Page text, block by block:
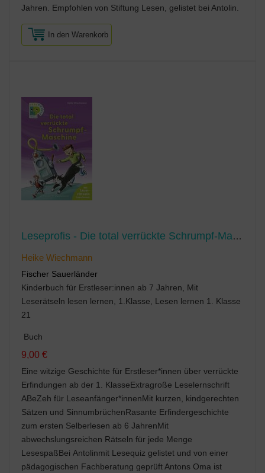
Jahren. Empfohlen von Stiftung Lesen, gelistet bei Antolin.
In den Warenkorb
Leseprofis - Die total verrückte Schrumpf-Maschine
Heike Wiechmann
Fischer Sauerländer
Kinderbuch für Erstleser:innen ab 7 Jahren, Mit
Leserätseln lesen lernen, 1.Klasse, Lesen lernen 1. Klasse
21
Buch
9,00 €
Eine witzige Geschichte für Erstleser*innen über verrückte
Erfindungen ab der 1. KlasseExtragroße Leselernschrift
ABeZeh für Leseanfänger*innenMit kurzen, kindgerechten
Sätzen und SinnumbrüchenRasante Erfindergeschichte
zum ersten Selberlesen ab 6 JahrenMit
abwechslungsreichen Rätseln für jede Menge
LesespaßBei Antolinmit Lesequiz gelistet und von einer
pädagogischen Fachberatung geprüft Antons Oma ist